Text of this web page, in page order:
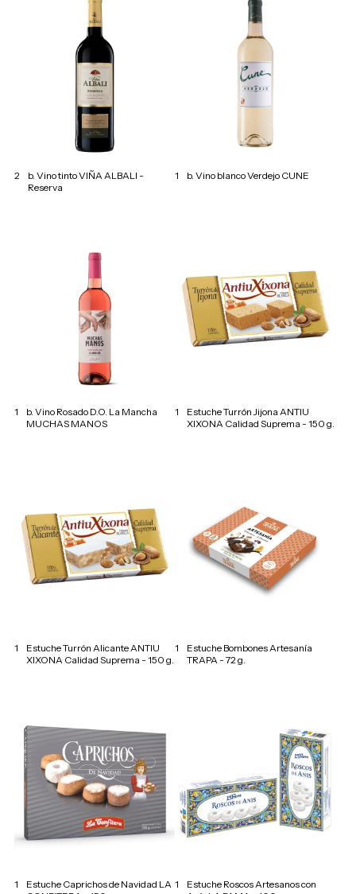
2
b. Vino tinto VIÑA ALBALI -
Reserva
1 b. Vino blanco Verdejo CUNE
1
b. Vino Rosado D.O. La Mancha
MUCHAS MANOS
1
Estuche Turrón Jijona ANTIU
XIXONA Calidad Suprema - 150 g.
1
Estuche Turrón Alicante ANTIU
XIXONA Calidad Suprema - 150 g.
1
Estuche Bombones Artesanía
TRAPA - 72 g.
1
Estuche Caprichos de Navidad LA 1
Estuche Roscos Artesanos con